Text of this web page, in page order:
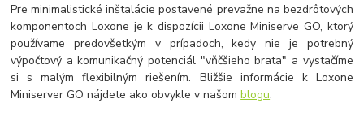
Pre minimalistické inštalácie postavené prevažne na bezdrôtových
komponentoch Loxone je k dispozícii Loxone Miniserve GO, ktorý
používame predovšetkým v prípadoch, kedy nie je potrebný
výpočtový a komunikačný potenciál "vňčšieho brata" a vystačíme
si s malým flexibilným riešením. Bližšie informácie k Loxone
Miniserver GO nájdete ako obvykle v našomblogu.